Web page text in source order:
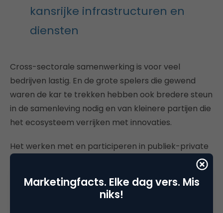
kansrijke infrastructuren en
diensten
Cross-sectorale samenwerking is voor veel
bedrijven lastig. En de grote spelers die gewend
waren de kar te trekken hebben ook bredere steun
in de samenleving nodig en van kleinere partijen die
het ecosysteem verrijken met innovaties.
Het werken met en participeren in publiek-private
coöperatieve platformen biedt kansen voor
bedrijven om tot betere afstemming te komen met
de samenleving en andere stakeholders rond de
transitie. Hiermee kunnen risico’s en onzekerheden,
Marketingfacts. Elke dag vers. Mis
niks!